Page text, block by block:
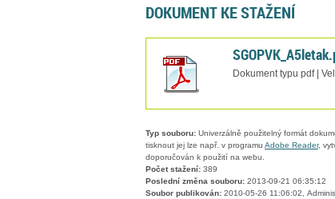
DOKUMENT KE STAŽENÍ
Dokument typu pdf |
Typ souboru: Univerzálně použitelný formát
tisknout jej lze např. v programu Adobe Reader,
doporučován k použití na webu.
Počet stažení: 389
Poslední změna souboru: 2013-09-21 06:35:12
Soubor publikován: 2010-05-26 11:06:02,